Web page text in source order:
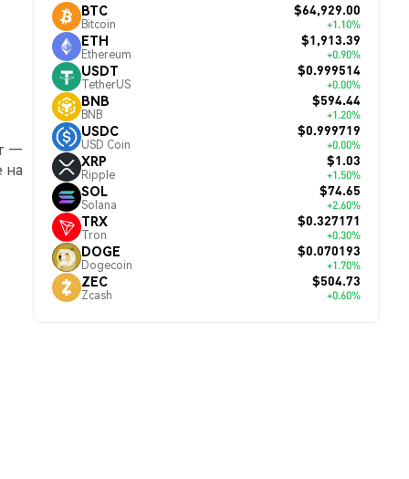
—
на
BTC
Bitcoin
$64,929.00
+1.10%
ETH
Ethereum
$1,913.39
+0.90%
USDT
TetherUS
$0.999514
+0.00%
BNB
BNB
$594.44
+1.20%
USDC
USD Coin
$0.999719
+0.00%
XRP
Ripple
$1.03
+1.50%
SOL
Solana
$74.65
+2.60%
TRX
Tron
$0.327171
+0.30%
DOGE
Dogecoin
$0.070193
+1.70%
ZEC
Zcash
$504.73
+0.60%